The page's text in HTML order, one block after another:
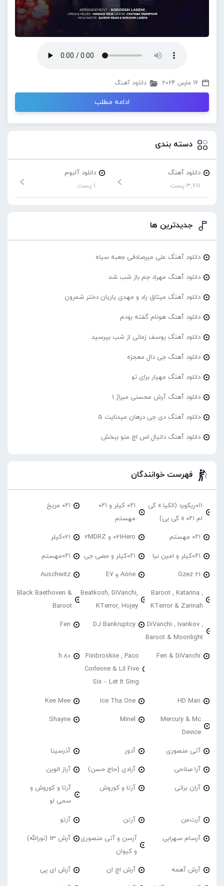
16 مارس 2024 دانلود آهنگ
ادامه مطلب
دسته بندی
دانلود آهنگ
3,611 پست
دانلود آلبوم
1 پست
جدیدترین ها
دانلود آهنگ علی میرصادقی جعبه سیاه
دانلود آهنگ مهراد جم باز شب شد
دانلود آهنگ میثاق راد و مهدی یاریان دختر شمرون
دانلود آهنگ هونام گفته بودم
دانلود آهنگ یوسف زمانی از شب بپرسید
دانلود آهنگ جی دال معجزه
دانلود آهنگ مهیار برای تو
دانلود آهنگ آرش محسنی میراژ 1
دانلود آهنگ دی جی درهان میدنایت 5
دانلود آهنگ دانیال اس اچ منو ببخش
فهرست خوانندگان
۰۱۱ریکورد (الکیا x کی
ام ۰۲۱ x کی بی)
۰۲۱ کیلر و ۰۲۱
مهستم
۰۲۱ مریخ
۰۲۱ مهستم 021Hero و 2MDRZ 021کیلر
۰۲۱کیلر و امین نیا ۰۲۱کیلر و مصی جی ۰۲۱مهستم
21 Gzez Aone و E7 Auschwitz
Baroot , Katarina ,
KTerror & Zarinah
Beatkosh, DiVanchi,
KTerror, Hojey
Black Baethoven &
Baroot
DiVanchi , Ivankov ,
Baroot & Moonlight
DJ Bankruptcy
Fen
Fen & DiVanchi
Fiinbroskiie , Paco
Corleone & Lil Five
Six – Let It Sing
h.80
HD Man
Ice Tha One
Kee Mee
Mercury & Mc
Device
Minel
Shayne
آتی منصوری آدور آذرسینا
آرا صلاحی آرادی (حاج حسن) آراز الوین
آران براتی آرتا و کوروش
آرتا و کوروش و
سمی لو
آرت‌من آرتن آرتو
آرسام سهرابی
آرسن و آتی منصوری
و کیوان
آرش 13 (نورالله)
آرش آهمه آرش اچ ان آرش ای پی